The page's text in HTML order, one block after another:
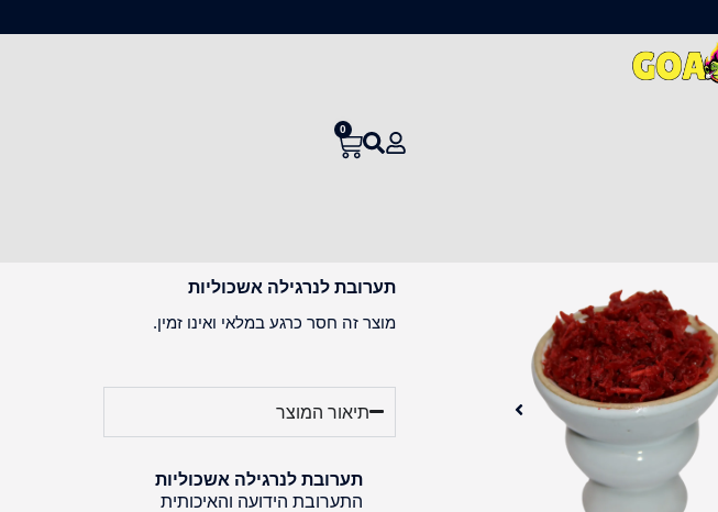
0
תערובת לנרגילה אשכוליות
מוצר זה חסר כרגע במלאי ואינו זמין.
תיאור המוצר
תערובת לנרגילה אשכוליות
התערובת הידועה והאיכותית